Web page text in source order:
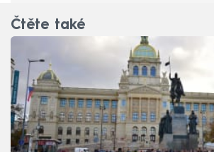
Čtěte také